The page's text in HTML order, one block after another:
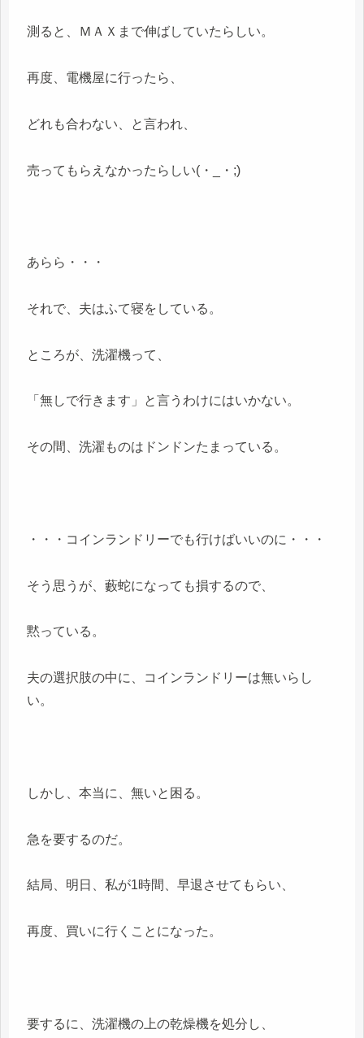
測ると、ＭＡＸまで伸ばしていたらしい。
再度、電機屋に行ったら、
どれも合わない、と言われ、
売ってもらえなかったらしい(・_・;)
あらら・・・
それで、夫はふて寝をしている。
ところが、洗濯機って、
「無しで行きます」と言うわけにはいかない。
その間、洗濯ものはドンドンたまっている。
・・・コインランドリーでも行けばいいのに・・・
そう思うが、藪蛇になっても損するので、
黙っている。
夫の選択肢の中に、コインランドリーは無いらし
い。
しかし、本当に、無いと困る。
急を要するのだ。
結局、明日、私が1時間、早退させてもらい、
再度、買いに行くことになった。
要するに、洗濯機の上の乾燥機を処分し、